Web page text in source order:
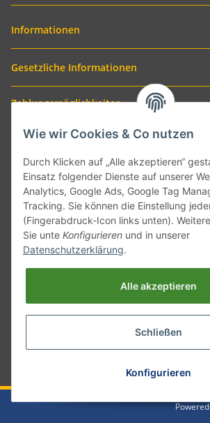
Informationen
Gesetzliche Informationen
Zahlungsmöglichkeiten
Versand mit
* Alle Preise inkl. gesetzlicher USt., zzgl.Versand
Wie wir Cookies & Co nutzen
Durch Klicken auf „Alle akzeptieren“
Einsatz folgender Dienste auf unserer
Analytics, Google Ads, Google Tag
Tracking. Sie können die Einstellung
(Fingerabdruck-Icon links unten).
Sie unte Konfigurieren und in unserer
Datenschutzerklärung.
Alle akzeptieren
Schließen
Konfigurieren